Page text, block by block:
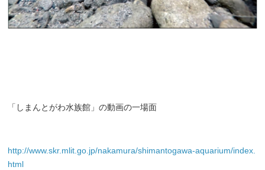
「しまんとがわ水族館」の動画の一場面
http://www.skr.mlit.go.jp/nakamura/shimantogawa-aquarium/index.
html